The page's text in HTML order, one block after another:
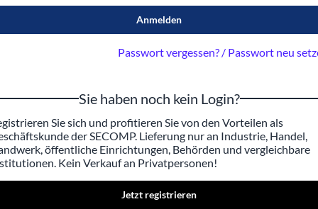
Anmelden
Passwort vergessen? / Passwort neu
Sie haben noch kein Login?
Sie sich und profitieren Sie von den Vorteilen als
der SECOMP. Lieferung nur an Industrie, Handel,
öffentliche Einrichtungen, Behörden und vergleichbare
Kein Verkauf an Privatpersonen!
Jetzt registrieren